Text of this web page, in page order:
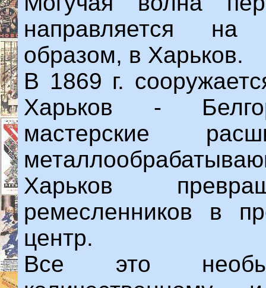
направляется на
образом, в Харьков.
В 1869 г.
Харьков -
мастерские
Харьков
ремесленников в
центр.
Все это